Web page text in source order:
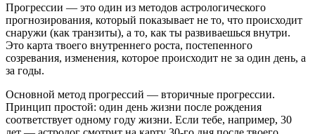
Прогрессии — это один из методов астрологического
прогнозирования, который показывает не то, что происходит
снаружи (как транзиты), а то, как ты развиваешься внутри.
Это карта твоего внутреннего роста, постепенного
созревания, изменения, которое происходит не за один день, а
за годы.
Основной метод прогрессий — вторичные прогрессии.
Принцип простой: один день жизни после рождения
соответствует одному году жизни. Если тебе, например, 30